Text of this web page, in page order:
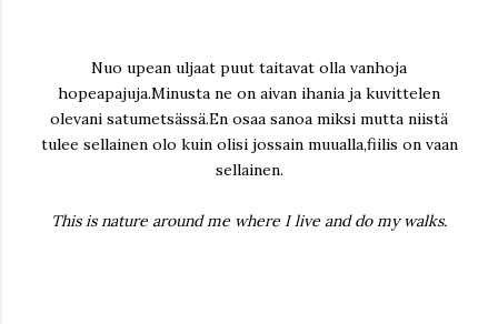
Nuo upean uljaat puut taitavat olla vanhoja
hopeapajuja.Minusta ne on aivan ihania ja kuvittelen
olevani satumetsässä.En osaa sanoa miksi mutta niistä
tulee sellainen olo kuin olisi jossain muualla,fiilis on vaan
sellainen.
This is nature around me where I live and do my walks.